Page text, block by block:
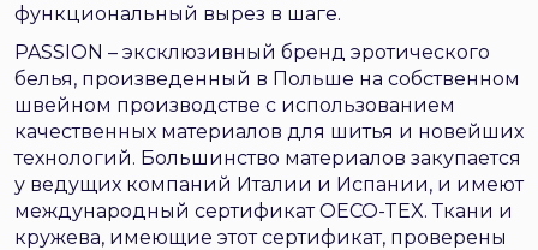
функциональный вырез в шаге.
PASSION – эксклюзивный бренд эротического
белья, произведенный в Польше на собственном
швейном производстве с использованием
качественных материалов для шитья и новейших
технологий. Большинство материалов закупается
у ведущих компаний Италии и Испании, и имеют
международный сертификат OECO-TEX. Ткани и
кружева, имеющие этот сертификат, проверены